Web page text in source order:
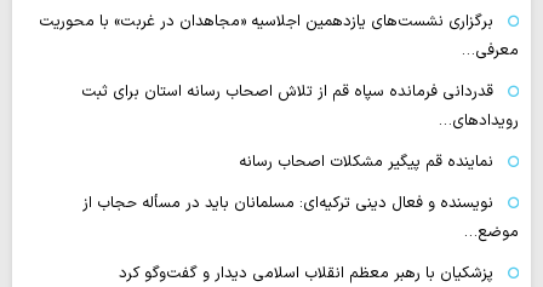
برگزاری نشست‌های یازدهمین اجلاسیه «مجاهدان در غربت» با محوریت
معرفی…
قدردانی فرمانده سپاه قم از تلاش اصحاب رسانه استان برای ثبت
رویدادهای…
نماینده قم پیگیر مشکلات اصحاب رسانه
نویسنده و فعال دینی ترکیه‌ای: مسلمانان باید در مسأله حجاب از
موضع…
پزشکیان با رهبر معظم انقلاب اسلامی دیدار و گفت‌وگو کرد